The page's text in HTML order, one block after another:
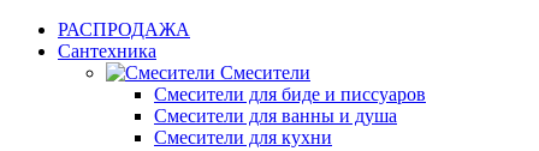
РАСПРОДАЖА
Сантехника
Смесители
Смесители для биде и писсуаров
Смесители для ванны и душа
Смесители для кухни